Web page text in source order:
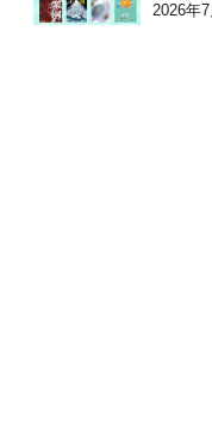
2026年7